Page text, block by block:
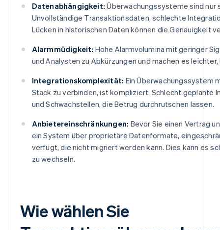
Datenabhängigkeit: Überwachungssysteme sind nur
Unvollständige Transaktionsdaten, schlechte
Lücken in historischen Daten können die Genauigkeit
Alarmmüdigkeit: Hohe Alarmvolumina mit geringer
und Analysten zu Abkürzungen und machen es
Integrationskomplexität: Ein Überwachungssystem
Stack zu verbinden, ist kompliziert. Schlecht geplante
und Schwachstellen, die Betrug durchrutschen lassen.
Anbietereinschränkungen: Bevor Sie einen Vertrag
ein System über proprietäre Datenformate,
verfügt, die nicht migriert werden kann. Dies kann es
zu wechseln.
Wie wählen Sie